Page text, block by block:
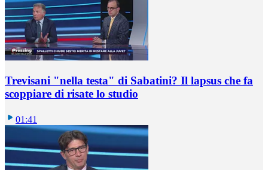
Trevisani "nella testa" di Sabatini? Il lapsus che fa
scoppiare di risate lo studio
01:41